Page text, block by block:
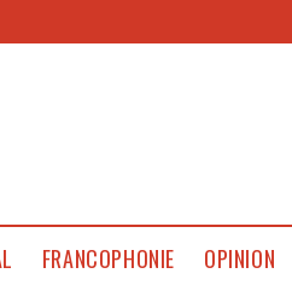
FRANCOPHONIE OPINION